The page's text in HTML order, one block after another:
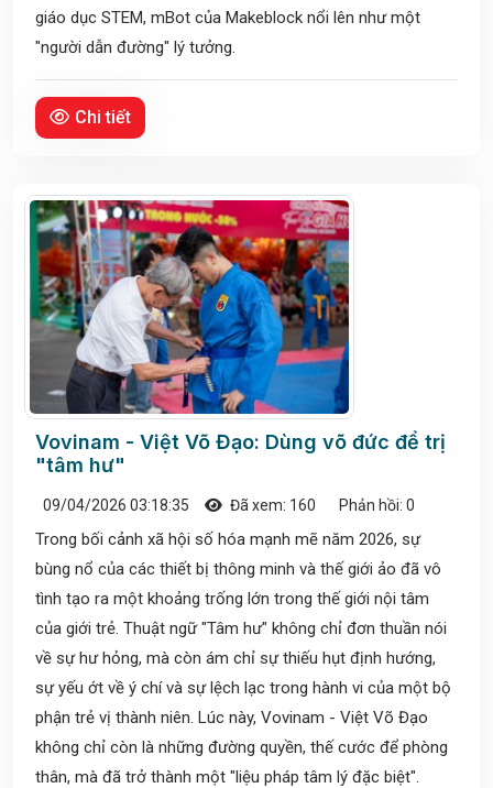
giáo dục STEM, mBot của Makeblock nổi lên như một
"người dẫn đường" lý tưởng.
Chi tiết
Vovinam - Việt Võ Đạo: Dùng võ đức để trị
"tâm hư"
09/04/2026 03:18:35 Đã xem: 160 Phản hồi: 0
Trong bối cảnh xã hội số hóa mạnh mẽ năm 2026, sự
bùng nổ của các thiết bị thông minh và thế giới ảo đã vô
tình tạo ra một khoảng trống lớn trong thế giới nội tâm
của giới trẻ. Thuật ngữ "Tâm hư" không chỉ đơn thuần nói
về sự hư hỏng, mà còn ám chỉ sự thiếu hụt định hướng,
sự yếu ớt về ý chí và sự lệch lạc trong hành vi của một bộ
phận trẻ vị thành niên. Lúc này, Vovinam - Việt Võ Đạo
không chỉ còn là những đường quyền, thế cước để phòng
thân, mà đã trở thành một "liệu pháp tâm lý đặc biệt".